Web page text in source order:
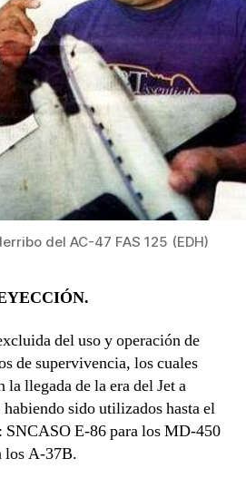
del AC-47 FAS 125 (EDH)
del uso y operación de
de supervivencia, los cuales
la llegada de la era del Jet a
sido utilizados hasta el
SNCASO E-86 para los MD-450
los A-37B.